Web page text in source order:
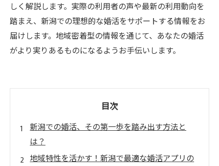
しく解説します。実際の利用者の声や最新の利用動向を
踏まえ、新潟での理想的な婚活をサポートする情報をお
届けします。地域密着型の情報を通じて、あなたの婚活
がより実りあるものになるようお手伝いします。
目次
新潟での婚活、その第一歩を踏み出す方法と
は？
地域特性を活かす！新潟で最適な婚活アプリの